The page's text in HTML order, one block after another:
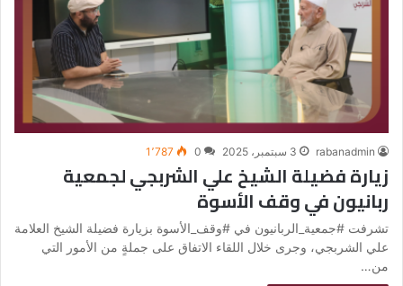
rabanadmin 3 سبتمبر، 2025 0 1٬787
زيارة فضيلة الشيخ علي الشربجي لجمعية
ربانيون في وقف الأسوة
تشرفت #جمعية_الربانيون في #وقف_الأسوة بزيارة فضيلة الشيخ العلامة
علي الشربجي، وجرى خلال اللقاء الاتفاق على جملةٍ من الأمور التي
من…